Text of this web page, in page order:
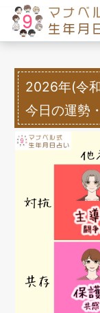
2026年(令
今日の運勢